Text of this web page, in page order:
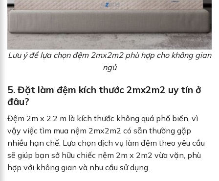
Lưu ý để lựa chọn đệm 2mx2m2 phù hợp cho không gian
ngủ
5. Đặt làm đệm kích thước 2mx2m2 uy tín ở
đâu?
Đệm 2m x 2.2 m là kích thước không quá phổ biến, vì
vậy việc tìm mua nệm 2mx2m2 có sẵn thường gặp
nhiều hạn chế. Lựa chọn dịch vụ làm đệm theo yêu cầu
sẽ giúp bạn sở hữu chiếc nệm 2m x 2m2 vừa vặn, phù
hợp với không gian và nhu cầu sử dụng.